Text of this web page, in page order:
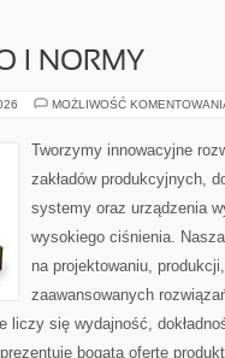
I NORMY
MOŻLIWOŚĆ
Tworzymy innowacyjne
zakładów produkcyjnych,
systemy oraz urządzenia
wysokiego ciśnienia.
na projektowaniu,
zaawansowanych
liczy się wydajność,
bogatą ofertę